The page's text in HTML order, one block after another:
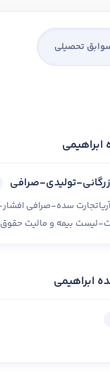
تحصیلی
تولیدی-صرافی
لیست بیمه و مالیت حقوق
ابراهیمی